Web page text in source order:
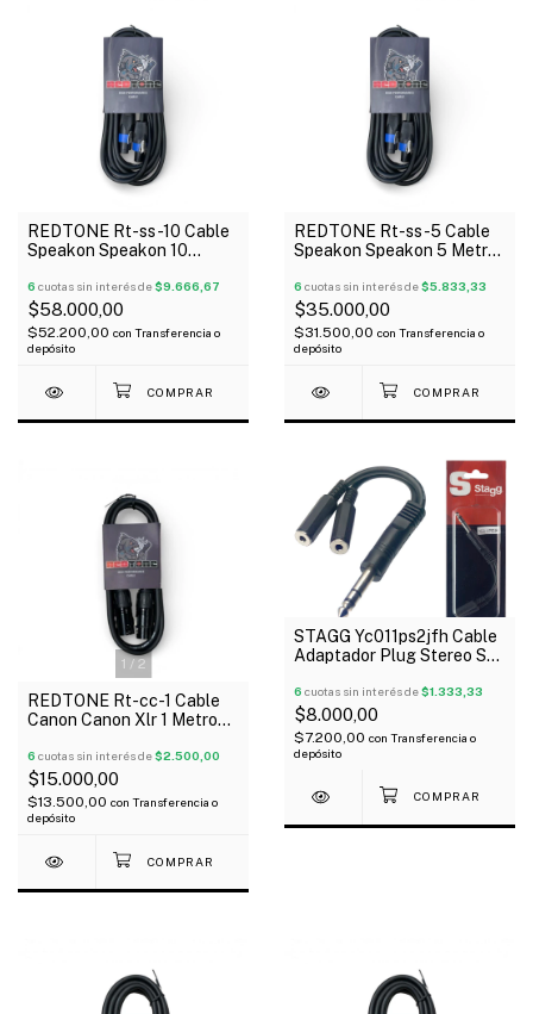
REDTONE Rt-ss-10 Cable
Speakon Speakon 10
6 cuotas sin interés de$9.666,67
$58.000,00
$52.200,00 con Transferencia o
depósito
REDTONE Rt-ss-5 Cable
Speakon Speakon 5 Metros
6 cuotas sin interés de$5.833,33
$35.000,00
$31.500,00 con Transferencia o
depósito
1 / 2
REDTONE Rt-cc-1 Cable
Canon Canon Xlr 1 Metro
6 cuotas sin interés de$2.500,00
$15.000,00
$13.500,00 con Transferencia o
depósito
STAGG Yc011ps2jfh Cable
Adaptador Plug Stereo St
mts
6 cuotas sin interés de$1.333,33
$8.000,00
$7.200,00 con Transferencia o
depósito